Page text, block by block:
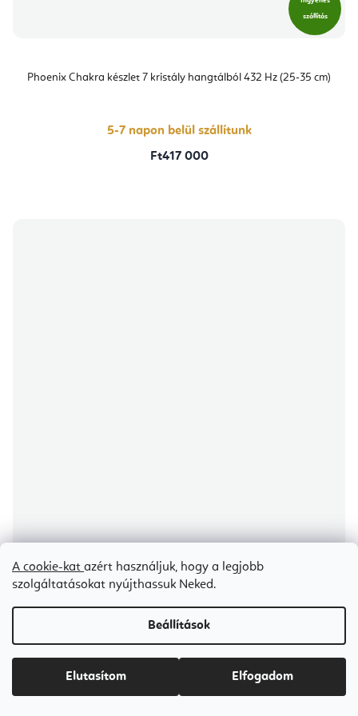
A cookie-kat azért használjuk, hogy a legjobb
szolgáltatásokat nyújthassuk Neked.
Beállítások
Elutasítom Elfogadom
szállítás
Phoenix Chakra készlet 7 kristály hangtálból 432 Hz (25-35 cm)
5-7 napon belül szállítunk
Ft417 000
MEINL Sonic Energy terápiás acél hangvilla Master Fork 256 Hz, 19,8
cm
8-10 napon belül szállítunk